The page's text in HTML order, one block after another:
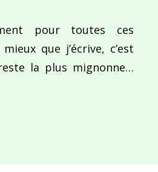
pour toutes ces
que j’écrive, c’est
la plus mignonne…